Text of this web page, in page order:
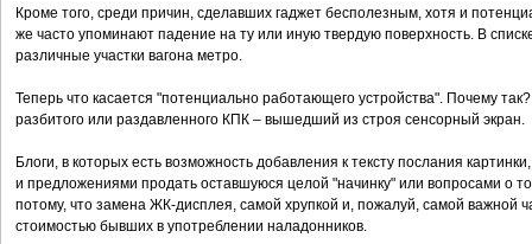
Кроме того, среди причин, сделавших гаджет бесполезным, хотя и
же часто упоминают падение на ту или иную твердую поверхность. В
различные участки вагона метро.
Теперь что касается "потенциально работающего устройства". Почему
разбитого или раздавленного КПК – вышедший из строя сенсорный экран.
Блоги, в которых есть возможность добавления к тексту послания
и предложениями продать оставшуюся целой "начинку" или вопросами о
потому, что замена ЖК-дисплея, самой хрупкой и, пожалуй, самой важной
стоимостью бывших в употреблении наладонников.